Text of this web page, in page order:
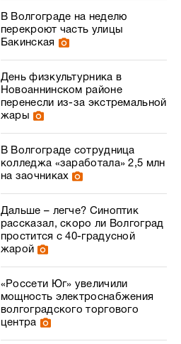
В Волгограде на неделю
перекроют часть улицы
Бакинская
День физкультурника в
Новоаннинском районе
перенесли из-за экстремальной
жары
В Волгограде сотрудница
колледжа «заработала» 2,5 млн
на заочниках
Дальше – легче? Синоптик
рассказал, скоро ли Волгоград
простится с 40-градусной
жарой
«Россети Юг» увеличили
мощность электроснабжения
волгоградского торгового
центра